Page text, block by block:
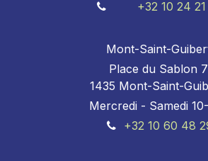
+32 10 24
Mont-Saint-
Place du Sablon 7
1435 Mont-Saint-
Mercredi - Samedi
+32 10 60 48